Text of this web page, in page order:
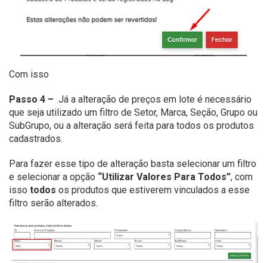
Com isso
Passo 4 – Já a alteração de preços em lote é necessário
que seja utilizado um filtro de Setor, Marca, Seção, Grupo ou
SubGrupo, ou a alteração será feita para todos os produtos
cadastrados.
Para fazer esse tipo de alteração basta selecionar um filtro
e selecionar a opção “Utilizar Valores Para Todos”, com
isso todos os produtos que estiverem vinculados a esse
filtro serão alterados.